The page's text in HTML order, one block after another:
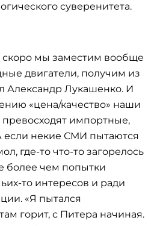
суверенитета.
скоро мы заместим вообще
двигатели, получим из
Александр Лукашенко. И
«цена/качество» наши
импортные,
если некие СМИ пытаются
где-то что-то загорелось
более чем попытки
то интересов и ради
«Я пытался
горит, с Питера начиная.